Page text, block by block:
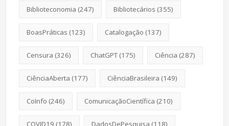
Biblioteconomia (247) Bibliotecários (355)
BoasPráticas (123) Catalogação (137)
Censura (326) ChatGPT(175) Ciência (287)
CiênciaAberta (177) CiênciaBrasileira (149)
CoInfo (246) ComunicaçãoCientífica (210)
COVID19 (178) DadosDePesquisa (118)